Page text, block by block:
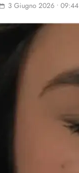
3 Giugno 2026 • 09:44